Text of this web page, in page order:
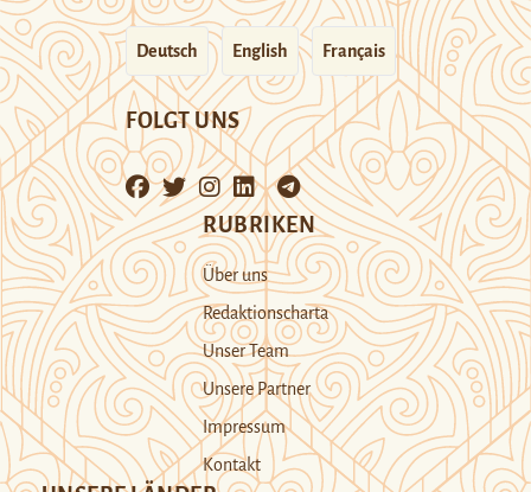
Deutsch English Français
FOLGT UNS
RUBRIKEN
Über uns
Redaktionscharta
Unser Team
Unsere Partner
Impressum
Kontakt